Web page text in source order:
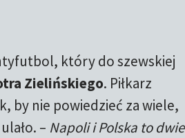
który do szewskiej
Zielińskiego. Piłkarz
by nie powiedzieć za wiele,
– Napoli i Polska to dwie